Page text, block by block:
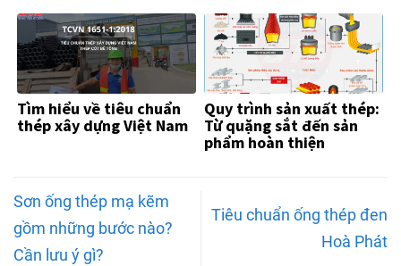
Tìm hiểu về tiêu chuẩn
thép xây dựng Việt Nam
Quy trình sản xuất thép:
Từ quặng sắt đến sản
phẩm hoàn thiện
Sơn ống thép mạ kẽm
gồm những bước nào?
Cần lưu ý gì?
Tiêu chuẩn ống thép đen
Hoà Phát